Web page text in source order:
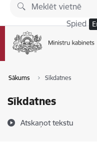
Pāriet uz lapas saturu
Spied
Sākums Sīkdatnes
Sīkdatnes
Atskaņot tekstu